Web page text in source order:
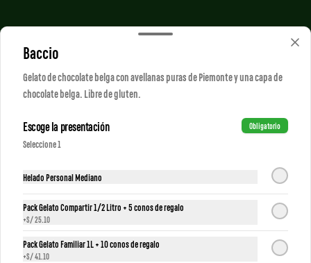
Conócenos
Términos y condiciones
Política de privacidad
Redes sociales
Baccio
Gelato de chocolate belga con avellanas puras de Piemonte y una capa de
chocolate belga. Libre de gluten.
Escoge la presentación Obligatorio
Seleccione 1
Helado Personal Mediano
Pack Gelato Compartir 1/2 Litro + 5 conos de regalo
+S/ 25.10
Pack Gelato Familiar 1L + 10 conos de regalo
+S/ 41.10